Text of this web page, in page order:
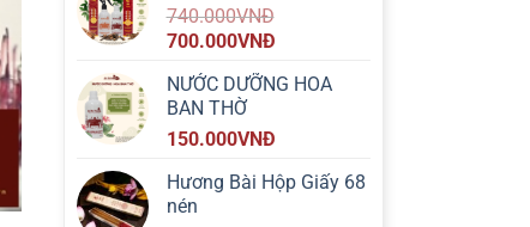
740.000VNĐ
700.000VNĐ
NƯỚC DƯỠNG HOA
BAN THỜ
150.000VNĐ
Hương Bài Hộp Giấy 68
nén